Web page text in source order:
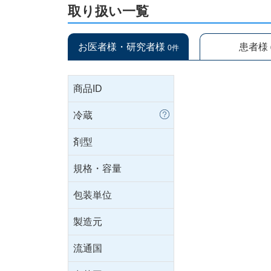
取り扱い一覧
お医者様・研究者様 0件 患者様
商品ID
冷蔵
剤型
規格・容量
包装単位
製造元
流通国